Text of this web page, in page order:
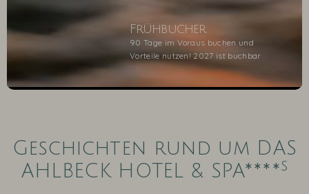
Frühbucher
90 Tage im Voraus buchen und
Vorteile nutzen! 2027 ist buchbar
Geschichten rund um DAS
AHLBECK HOTEL & SPA****s